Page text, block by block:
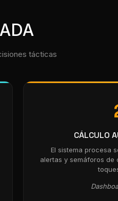
tácticas
CÁLCULO
El sistema procesa
alertas y semáforos de